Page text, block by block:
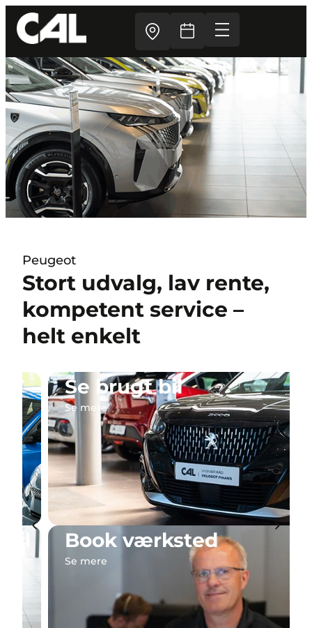
Peugeot
Stort udvalg, lav rente,
kompetent service –
helt enkelt
Se brugt bil
Se mere
Book værksted
Se mere